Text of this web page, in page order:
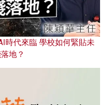
時代來臨 學校如何緊貼未
地？